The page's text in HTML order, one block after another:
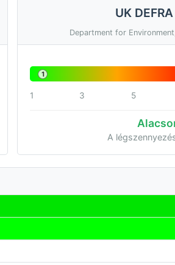
UK
Department for
1
1 3 5
A